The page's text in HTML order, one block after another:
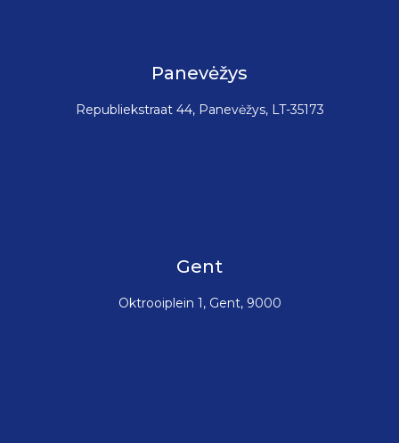
Panevėžys
Republiekstraat 44, Panevėžys, LT-35173
Gent
Oktrooiplein 1, Gent, 9000